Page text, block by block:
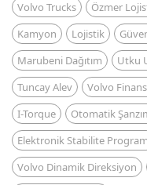
Volvo Trucks Özmer
Kamyon
Lojistik
Marubeni Dağıtım
Utku
Tuncay Alev
Volvo
I-Torque
Otomatik
Elektronik Stabilite
Volvo Dinamik Direksiyon